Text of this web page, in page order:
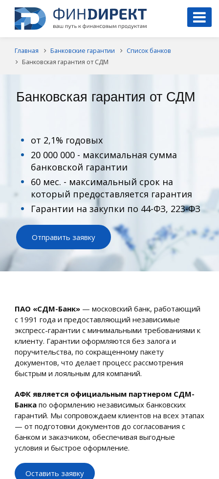
Главная Банковские гарантии
Список банков
Банковская гарантия от СДМ
Банковская гарантия от СДМ
от 2,1% годовых
20 000 000 - максимальная сумма
банковской гарантии
60 мес. - максимальный срок на
который предоставляется гарантия
Гарантии на закупки по 44-ФЗ, 223-ФЗ
Отправить заявку
ПАО «СДМ-Банк» — московский банк, работающий
с 1991 года и предоставляющий независимые
экспресс-гарантии с минимальными требованиями к
клиенту. Гарантии оформляются без залога и
поручительства, по сокращенному пакету
документов, что делает процесс рассмотрения
быстрым и лояльным для компаний.
АФК является официальным партнером СДМ-
Банка по оформлению независимых банковских
гарантий. Мы сопровождаем клиентов на всех этапах
— от подготовки документов до согласования с
банком и заказчиком, обеспечивая выгодные
условия и быстрое оформление.
Оставить заявку